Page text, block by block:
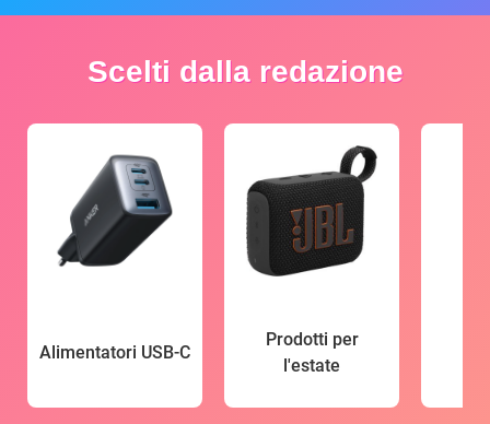
Scelti dalla redazione
Alimentatori USB-C
Prodotti per
l'estate